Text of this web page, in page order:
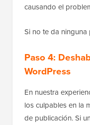
causando el
Si no te da ninguna
Paso 4:
WordPress
En nuestra
los culpables en la
de publicación. Si